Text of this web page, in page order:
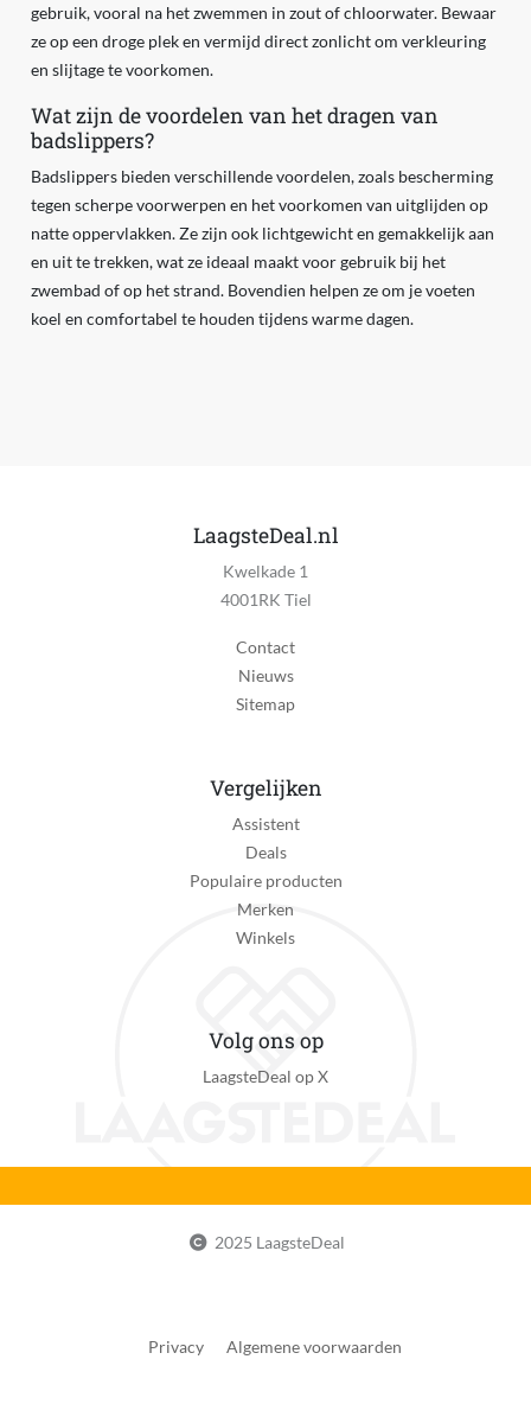
gebruik, vooral na het zwemmen in zout of chloorwater. Bewaar
ze op een droge plek en vermijd direct zonlicht om verkleuring
en slijtage te voorkomen.
Wat zijn de voordelen van het dragen van
badslippers?
Badslippers bieden verschillende voordelen, zoals bescherming
tegen scherpe voorwerpen en het voorkomen van uitglijden op
natte oppervlakken. Ze zijn ook lichtgewicht en gemakkelijk aan
en uit te trekken, wat ze ideaal maakt voor gebruik bij het
zwembad of op het strand. Bovendien helpen ze om je voeten
koel en comfortabel te houden tijdens warme dagen.
LaagsteDeal.nl
Kwelkade 1
4001RK Tiel
Contact
Nieuws
Sitemap
Vergelijken
Assistent
Deals
Populaire producten
Merken
Winkels
Volg ons op
LaagsteDeal op X
2025 LaagsteDeal
Privacy Algemene voorwaarden